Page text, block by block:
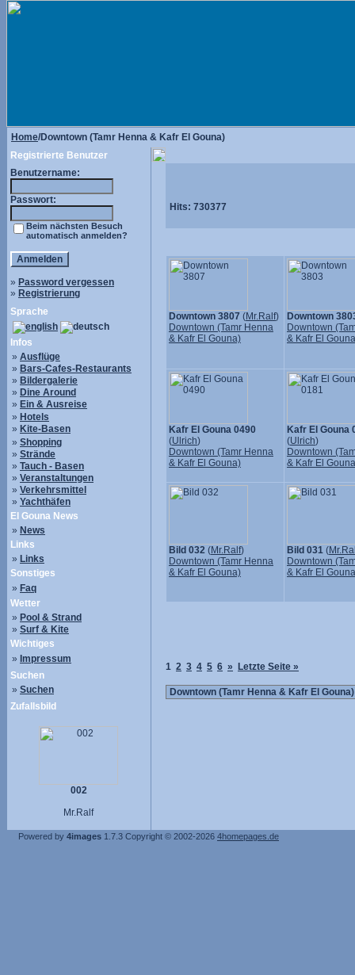
Home/Downtown (Tamr Henna & Kafr El Gouna)
Registrierte Benutzer
Benutzername:
Passwort:
Beim nächsten Besuch
automatisch anmelden?
» Password vergessen
» Registrierung
Sprache
Infos
» Ausflüge
» Bars-Cafes-Restaurants
» Bildergalerie
» Dine Around
» Ein & Ausreise
» Hotels
» Kite-Basen
» Shopping
» Strände
» Tauch - Basen
» Veranstaltungen
» Verkehrsmittel
» Yachthäfen
El Gouna News
» News
Links
» Links
Sonstiges
» Faq
Wetter
» Pool & Strand
» Surf & Kite
Wichtiges
» Impressum
Suchen
» Suchen
Zufallsbild
002
Mr.Ralf
Hits: 730377
Downtown 3807 (Mr.Ralf)
Downtown (Tamr Henna
& Kafr El Gouna)
Downtown
Downtown
& Kafr El
Kafr El Gouna 0490
(Ulrich)
Downtown (Tamr Henna
& Kafr El Gouna)
Kafr El Gouna
(Ulrich)
Downtown
& Kafr El
Bild 032 (Mr.Ralf)
Downtown (Tamr Henna
& Kafr El Gouna)
Bild 031 (
Downtown
& Kafr El
1 2 3 4 5 6 » Letzte Seite »
Powered by 4images 1.7.3 Copyright © 2002-2026 4homepages.de